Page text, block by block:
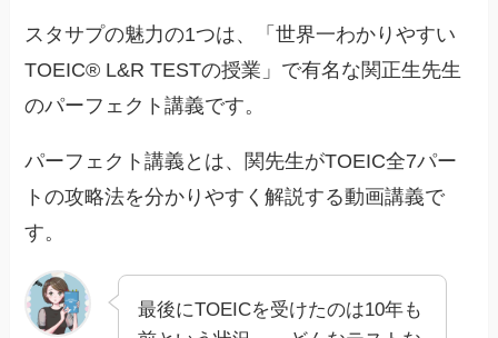
スタサプの魅力の1つは、「世界一わかりやすい
TOEIC® L&R TESTの授業」で有名な関正生先生
のパーフェクト講義です。
パーフェクト講義とは、関先生がTOEIC全7パー
トの攻略法を分かりやすく解説する動画講義で
す。
最後にTOEICを受けたのは10年も